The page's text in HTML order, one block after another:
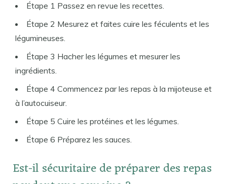
Étape 1 Passez en revue les recettes.
Étape 2 Mesurez et faites cuire les féculents et les
légumineuses.
Étape 3 Hacher les légumes et mesurer les
ingrédients.
Étape 4 Commencez par les repas à la mijoteuse et
à l’autocuiseur.
Étape 5 Cuire les protéines et les légumes.
Étape 6 Préparez les sauces.
Est-il sécuritaire de préparer des repas